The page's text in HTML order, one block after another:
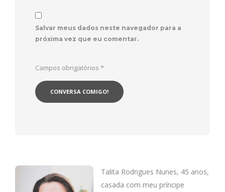
Salvar meus dados neste navegador para a
próxima vez que eu comentar.
Campos obrigatórios *
Talita Rodrigues Nunes, 45 anos,
casada com meu príncipe